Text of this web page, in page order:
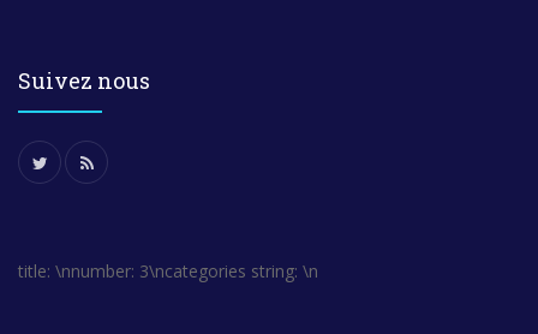
Suivez nous
title: \nnumber: 3\ncategories string: \n